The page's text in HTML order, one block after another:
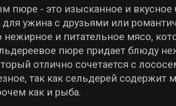
пюре - это изысканное и
ужина с друзьями или
нежирное и питательное мясо,
пюре придает блюду
отлично сочетается с
так как сельдерей содержит
как и рыба.